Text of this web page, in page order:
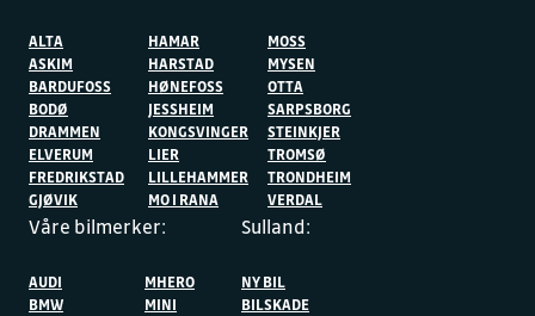
ALTA
ASKIM
BARDUFOSS
BODØ
DRAMMEN
ELVERUM
FREDRIKSTAD
GJØVIK
HAMAR
HARSTAD
HØNEFOSS
JESSHEIM
KONGSVINGER
LIER
LILLEHAMMER
MO I RANA
MOSS
MYSEN
OTTA
SARPSBORG
STEINKJER
TROMSØ
TRONDHEIM
VERDAL
Våre bilmerker:
AUDI
BMW
MHERO
MINI
Sulland:
NY BIL
BILSKADE